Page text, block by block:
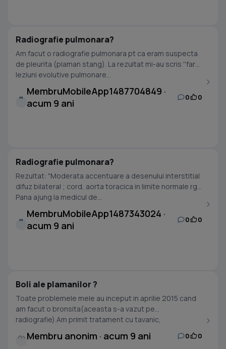
Radiografie pulmonara?
Am facut o radiografie pulmonara pt ca eram suspecta
de pleurita (plaman stang). La rezultat mi-au scris ''fara
leziuni evolutive pulmonare...
M
MembruMobileApp1487704849 ·
acum 9 ani
0 0
Radiografie pulmonara?
Rezultat: "Moderata accentuare a desenului interstitial
difuz bilateral ; cord, aorta toracica in limite normale rg."
Pana ajung la medicul de...
M
MembruMobileApp1487343024 ·
acum 9 ani
0 0
Boli ale plamanilor ?
Toate problemele mele au inceput in aprilie 2015 cand
am facut o bronsita(aceasta s-a vazut pe
radiografie).Am primit tratament cu tavanic,
Membru anonim · acum 9 ani 0 0